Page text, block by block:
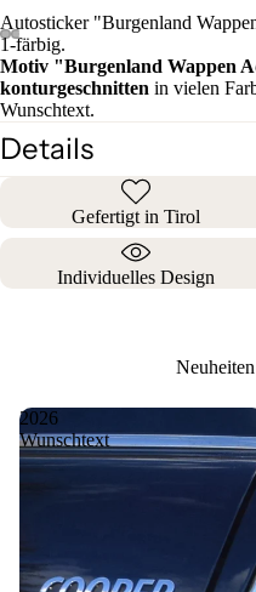
Autosticker "Burgenland
1-färbig.
Motiv "Burgenland Wappen
konturgeschnitten in vielen
Wunschtext.
Details
Gefertigt in Tirol
Individuelles Design
2026
Wunschtext